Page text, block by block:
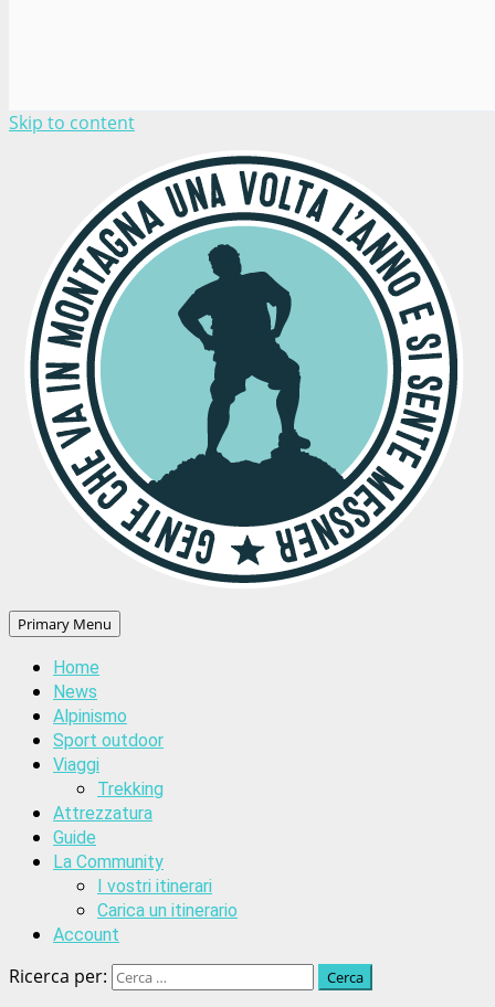
Skip to content
Primary Menu
Home
News
Alpinismo
Sport outdoor
Viaggi
Trekking
Attrezzatura
Guide
La Community
I vostri itinerari
Carica un itinerario
Account
Ricerca per: